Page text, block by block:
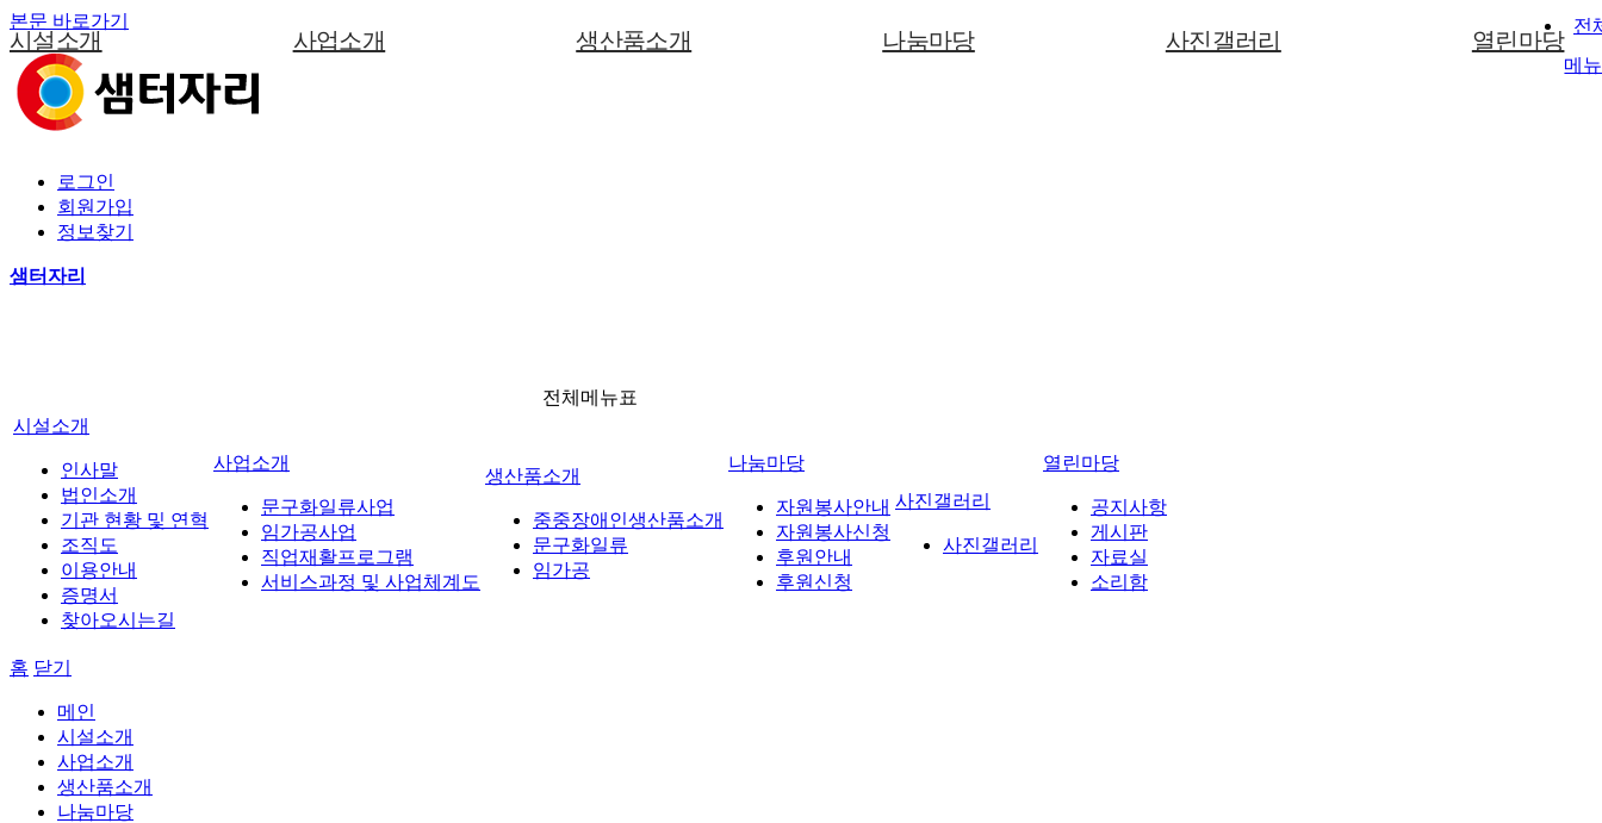
본문 바로가기
로그인
회원가입
정보찾기
샘터자리
시설소개
인사말
법인소개
기관 현황 및 연혁
조직도
이용안내
증명서
사업소개 생산품소개 나눔마당 사진갤러리 열린마당
전
메뉴
전체메뉴표
시설소개
인사말
법인소개
기관 현황 및 연혁
조직도
이용안내
증명서
찾아오시는길
사업소개
문구화일류사업
임가공사업
직업재활프로그램
서비스과정 및 사업체계도
생산품소개
중중장애인생산품소개
문구화일류
임가공
나눔마당
자원봉사안내
자원봉사신청
후원안내
후원신청
사진갤러리
사진갤러리
열린마당
공지사항
게시판
자료실
소리함
홈 닫기
메인
시설소개
사업소개
생산품소개
나눔마당